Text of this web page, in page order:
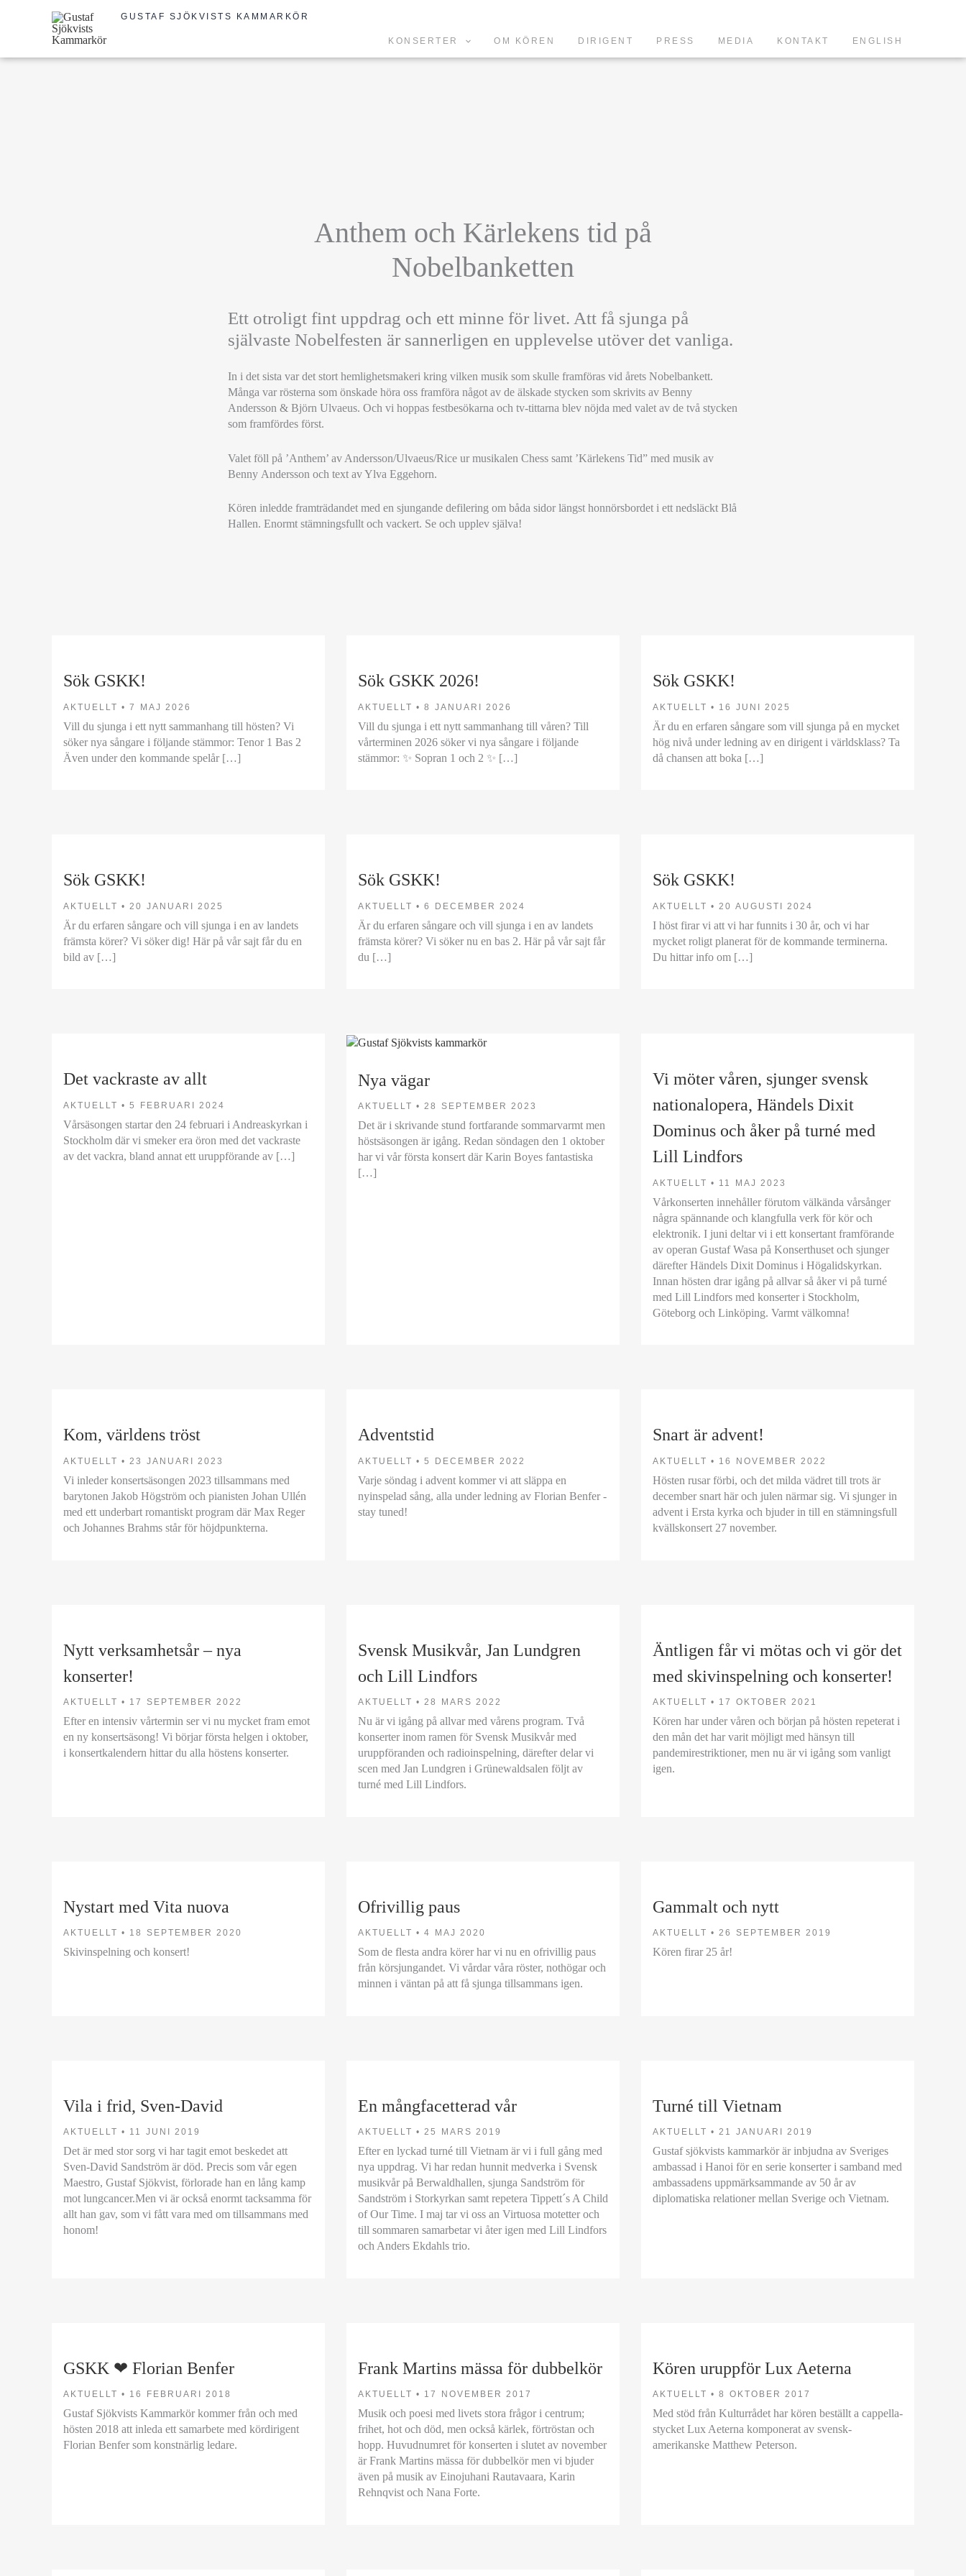
GUSTAF SJÖKVISTS KAMMARKÖR
KONSERTER OM KÖREN DIRIGENT PRESS MEDIA KONTAKT ENGLISH
Anthem och Kärlekens tid på
Nobelbanketten
Ett otroligt fint uppdrag och ett minne för livet. Att få sjunga på
självaste Nobelfesten är sannerligen en upplevelse utöver det vanliga.
In i det sista var det stort hemlighetsmakeri kring vilken musik som skulle framföras vid årets Nobelbankett.
Många var rösterna som önskade höra oss framföra något av de älskade stycken som skrivits av Benny
Andersson & Björn Ulvaeus. Och vi hoppas festbesökarna och tv-tittarna blev nöjda med valet av de två stycken
som framfördes först.
Valet föll på ’Anthem’ av Andersson/Ulvaeus/Rice ur musikalen Chess samt ’Kärlekens Tid” med musik av
Benny Andersson och text av Ylva Eggehorn.
Kören inledde framträdandet med en sjungande defilering om båda sidor längst honnörsbordet i ett nedsläckt Blå
Hallen. Enormt stämningsfullt och vackert. Se och upplev själva!
Sök GSKK!
AKTUELLT • 7 MAJ 2026
Vill du sjunga i ett nytt sammanhang till hösten? Vi
söker nya sångare i följande stämmor: Tenor 1 Bas 2
Även under den kommande spelår […]
Sök GSKK 2026!
AKTUELLT • 8 JANUARI 2026
Vill du sjunga i ett nytt sammanhang till våren? Till
vårterminen 2026 söker vi nya sångare i följande
stämmor: ✨ Sopran 1 och 2 ✨ […]
Sök GSKK!
AKTUELLT • 16 JUNI 2025
Är du en erfaren sångare som vill sjunga på en mycket
hög nivå under ledning av en dirigent i världsklass? Ta
då chansen att boka […]
Sök GSKK!
AKTUELLT • 20 JANUARI 2025
Är du erfaren sångare och vill sjunga i en av landets
främsta körer? Vi söker dig! Här på vår sajt får du en
bild av […]
Sök GSKK!
AKTUELLT • 6 DECEMBER 2024
Är du erfaren sångare och vill sjunga i en av landets
främsta körer? Vi söker nu en bas 2. Här på vår sajt får
du […]
Sök GSKK!
AKTUELLT • 20 AUGUSTI 2024
I höst firar vi att vi har funnits i 30 år, och vi har
mycket roligt planerat för de kommande terminerna.
Du hittar info om […]
Det vackraste av allt
AKTUELLT • 5 FEBRUARI 2024
Vårsäsongen startar den 24 februari i Andreaskyrkan i
Stockholm där vi smeker era öron med det vackraste
av det vackra, bland annat ett uruppförande av […]
Nya vägar
AKTUELLT • 28 SEPTEMBER 2023
Det är i skrivande stund fortfarande sommarvarmt men
höstsäsongen är igång. Redan söndagen den 1 oktober
har vi vår första konsert där Karin Boyes fantastiska
[…]
Vi möter våren, sjunger svensk
nationalopera, Händels Dixit
Dominus och åker på turné med
Lill Lindfors
AKTUELLT • 11 MAJ 2023
Vårkonserten innehåller förutom välkända vårsånger
några spännande och klangfulla verk för kör och
elektronik. I juni deltar vi i ett konsertant framförande
av operan Gustaf Wasa på Konserthuset och sjunger
därefter Händels Dixit Dominus i Högalidskyrkan.
Innan hösten drar igång på allvar så åker vi på turné
med Lill Lindfors med konserter i Stockholm,
Göteborg och Linköping. Varmt välkomna!
Kom, världens tröst
AKTUELLT • 23 JANUARI 2023
Vi inleder konsertsäsongen 2023 tillsammans med
barytonen Jakob Högström och pianisten Johan Ullén
med ett underbart romantiskt program där Max Reger
och Johannes Brahms står för höjdpunkterna.
Adventstid
AKTUELLT • 5 DECEMBER 2022
Varje söndag i advent kommer vi att släppa en
nyinspelad sång, alla under ledning av Florian Benfer -
stay tuned!
Snart är advent!
AKTUELLT • 16 NOVEMBER 2022
Hösten rusar förbi, och det milda vädret till trots är
december snart här och julen närmar sig. Vi sjunger in
advent i Ersta kyrka och bjuder in till en stämningsfull
kvällskonsert 27 november.
Nytt verksamhetsår – nya
konserter!
AKTUELLT • 17 SEPTEMBER 2022
Efter en intensiv vårtermin ser vi nu mycket fram emot
en ny konsertsäsong! Vi börjar första helgen i oktober,
i konsertkalendern hittar du alla höstens konserter.
Svensk Musikvår, Jan Lundgren
och Lill Lindfors
AKTUELLT • 28 MARS 2022
Nu är vi igång på allvar med vårens program. Två
konserter inom ramen för Svensk Musikvår med
uruppföranden och radioinspelning, därefter delar vi
scen med Jan Lundgren i Grünewaldsalen följt av
turné med Lill Lindfors.
Äntligen får vi mötas och vi gör det
med skivinspelning och konserter!
AKTUELLT • 17 OKTOBER 2021
Kören har under våren och början på hösten repeterat i
den mån det har varit möjligt med hänsyn till
pandemirestriktioner, men nu är vi igång som vanligt
igen.
Nystart med Vita nuova
AKTUELLT • 18 SEPTEMBER 2020
Skivinspelning och konsert!
Ofrivillig paus
AKTUELLT • 4 MAJ 2020
Som de flesta andra körer har vi nu en ofrivillig paus
från körsjungandet. Vi vårdar våra röster, nothögar och
minnen i väntan på att få sjunga tillsammans igen.
Gammalt och nytt
AKTUELLT • 26 SEPTEMBER 2019
Kören firar 25 år!
Vila i frid, Sven-David
AKTUELLT • 11 JUNI 2019
Det är med stor sorg vi har tagit emot beskedet att
Sven-David Sandström är död. Precis som vår egen
Maestro, Gustaf Sjökvist, förlorade han en lång kamp
mot lungcancer.Men vi är också enormt tacksamma för
allt han gav, som vi fått vara med om tillsammans med
honom!
En mångfacetterad vår
AKTUELLT • 25 MARS 2019
Efter en lyckad turné till Vietnam är vi i full gång med
nya uppdrag. Vi har redan hunnit medverka i Svensk
musikvår på Berwaldhallen, sjunga Sandström för
Sandström i Storkyrkan samt repetera Tippett´s A Child
of Our Time. I maj tar vi oss an Virtuosa motetter och
till sommaren samarbetar vi åter igen med Lill Lindfors
och Anders Ekdahls trio.
Turné till Vietnam
AKTUELLT • 21 JANUARI 2019
Gustaf sjökvists kammarkör är inbjudna av Sveriges
ambassad i Hanoi för en serie konserter i samband med
ambassadens uppmärksammande av 50 år av
diplomatiska relationer mellan Sverige och Vietnam.
GSKK ❤ Florian Benfer
AKTUELLT • 16 FEBRUARI 2018
Gustaf Sjökvists Kammarkör kommer från och med
hösten 2018 att inleda ett samarbete med kördirigent
Florian Benfer som konstnärlig ledare.
Frank Martins mässa för dubbelkör
AKTUELLT • 17 NOVEMBER 2017
Musik och poesi med livets stora frågor i centrum;
frihet, hot och död, men också kärlek, förtröstan och
hopp. Huvudnumret för konserten i slutet av november
är Frank Martins mässa för dubbelkör men vi bjuder
även på musik av Einojuhani Rautavaara, Karin
Rehnqvist och Nana Forte.
Kören uruppför Lux Aeterna
AKTUELLT • 8 OKTOBER 2017
Med stöd från Kulturrådet har kören beställt a cappella-
stycket Lux Aeterna komponerat av svensk-
amerikanske Matthew Peterson.